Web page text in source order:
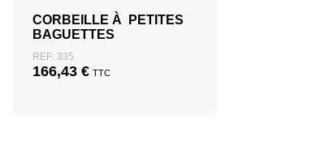
CORBEILLE À PETITES
BAGUETTES
REF: 335
166,43 € TTC